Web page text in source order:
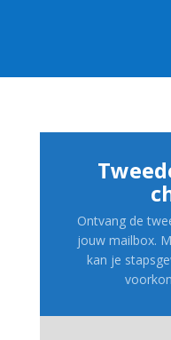
Ontvang de
jouw mailbox.
kan je